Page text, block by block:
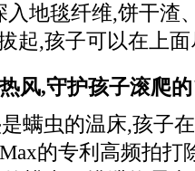
地毯纤维,饼干渣
起,孩子可以在上
热风,守护孩子滚爬的
螨虫的温床,孩子
的专利高频拍打